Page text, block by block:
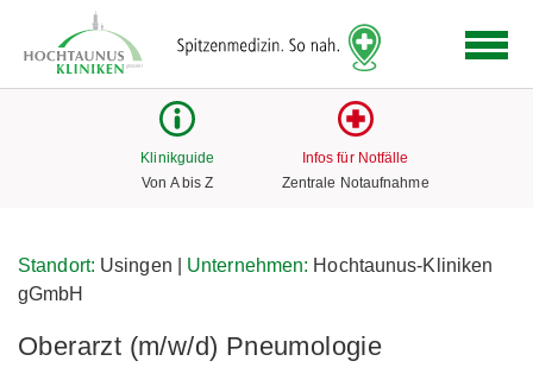
Link
zur
Klinikguide
Von A bis Z
Infos für Notfälle
Zentrale Notaufnahme
Standort: Usingen | Unternehmen: Hochtaunus-Kliniken
gGmbH
Oberarzt (m/w/d) Pneumologie